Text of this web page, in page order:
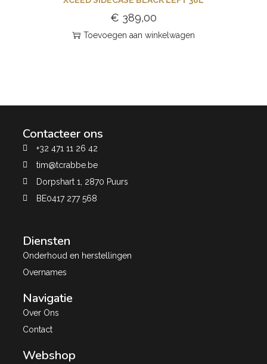
€ 389,00
Toevoegen aan winkelwagen
Contacteer ons
+32 471 11 26 42
tim@tcrabbe.be
Dorpshart 1, 2870 Puurs
BE0417 277 568
Diensten
Onderhoud en herstellingen
Overnames
Navigatie
Over Ons
Contact
Webshop